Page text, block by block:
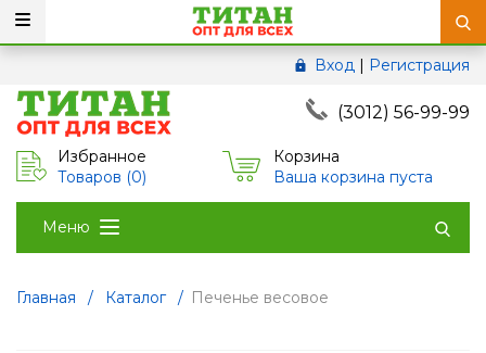
Вход | Регистрация
(3012) 56-99-99
Избранное
Товаров (0)
Корзина
Ваша корзина пуста
Меню
Главная / Каталог / Печенье весовое